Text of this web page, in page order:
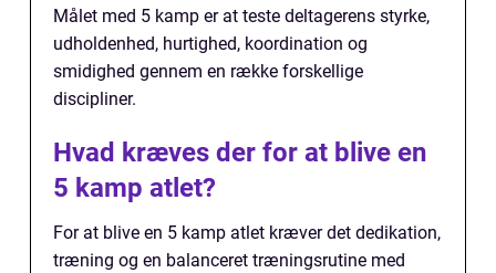
Målet med 5 kamp er at teste deltagerens styrke,
udholdenhed, hurtighed, koordination og
smidighed gennem en række forskellige
discipliner.
Hvad kræves der for at blive en
5 kamp atlet?
For at blive en 5 kamp atlet kræver det dedikation,
træning og en balanceret træningsrutine med